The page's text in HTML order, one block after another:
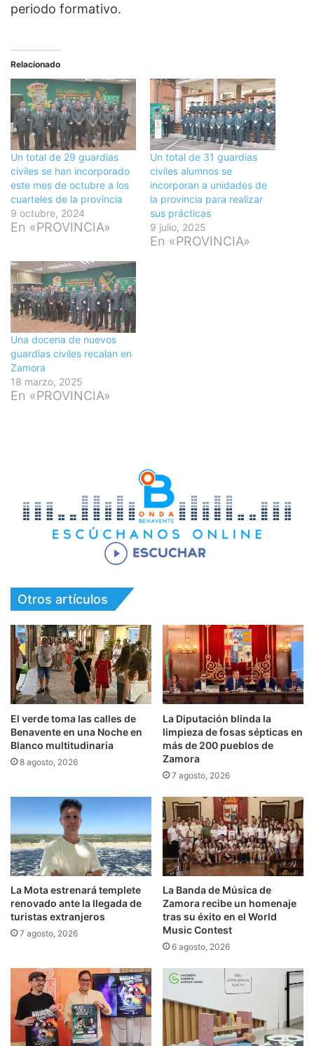
periodo formativo.
Relacionado
Un total de 29 guardias
civiles se han incorporado
este mes de octubre a los
cuarteles de la provincia
9 octubre, 2024
En «PROVINCIA»
Un total de 31 guardias
civiles alumnos se
incorporan a unidades de
la provincia para realizar
sus prácticas
9 julio, 2025
En «PROVINCIA»
Una docena de nuevos
guardias civiles recalan en
Zamora
18 marzo, 2025
En «PROVINCIA»
Otros artículos
El verde toma las calles de
Benavente en una Noche en
Blanco multitudinaria
8 agosto, 2026
La Diputación blinda la
limpieza de fosas sépticas en
más de 200 pueblos de
Zamora
7 agosto, 2026
La Mota estrenará templete
renovado ante la llegada de
turistas extranjeros
7 agosto, 2026
La Banda de Música de
Zamora recibe un homenaje
tras su éxito en el World
Music Contest
6 agosto, 2026